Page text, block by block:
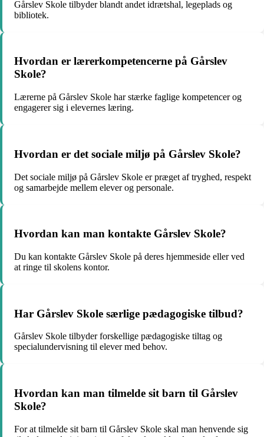
Gårslev Skole tilbyder blandt andet idrætshal, legeplads og
bibliotek.
Hvordan er lærerkompetencerne på Gårslev
Skole?
Lærerne på Gårslev Skole har stærke faglige kompetencer og
engagerer sig i elevernes læring.
Hvordan er det sociale miljø på Gårslev Skole?
Det sociale miljø på Gårslev Skole er præget af tryghed, respekt
og samarbejde mellem elever og personale.
Hvordan kan man kontakte Gårslev Skole?
Du kan kontakte Gårslev Skole på deres hjemmeside eller ved
at ringe til skolens kontor.
Har Gårslev Skole særlige pædagogiske tilbud?
Gårslev Skole tilbyder forskellige pædagogiske tiltag og
specialundervisning til elever med behov.
Hvordan kan man tilmelde sit barn til Gårslev
Skole?
For at tilmelde sit barn til Gårslev Skole skal man henvende sig